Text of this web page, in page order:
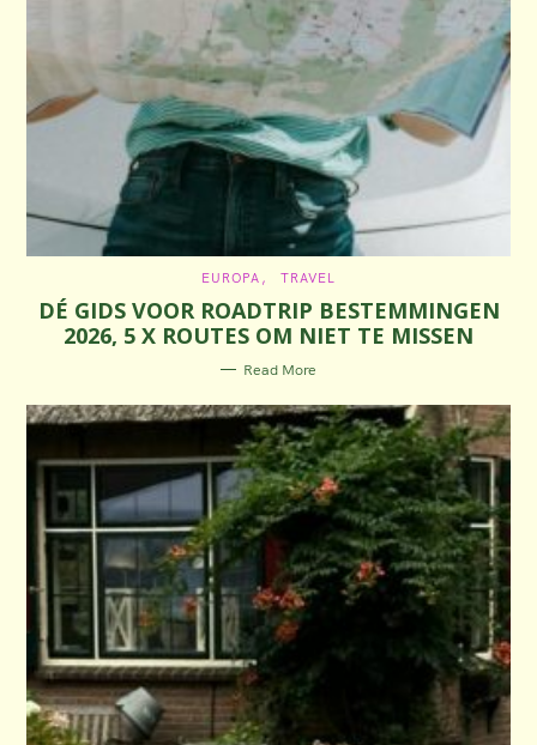
T
E
G
O
R
I
S
EUROPA TRAVEL
DÉ GIDS VOOR ROADTRIP BESTEMMINGEN
2026, 5 X ROUTES OM NIET TE MISSEN
Read More